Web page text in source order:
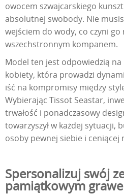
owocem szwajcarskiego
absolutnej swobody. Nie
wejściem do wody, co czyni
wszechstronnym kompanem.
Model ten jest odpowiedzią
kobiety, która prowadzi
iść na kompromisy między
Wybierając Tissot Seastar,
trwałość i ponadczasowy
towarzyszył w każdej sytuacji,
osoby pewnej siebie i ceniącej
Spersonalizuj swój
pamiątkowym